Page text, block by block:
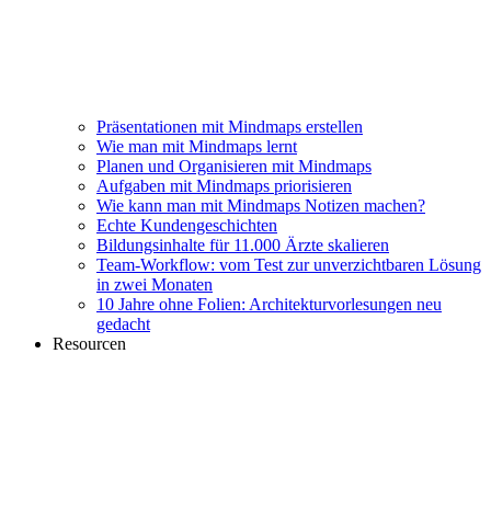
Präsentationen mit Mindmaps erstellen
Wie man mit Mindmaps lernt
Planen und Organisieren mit Mindmaps
Aufgaben mit Mindmaps priorisieren
Wie kann man mit Mindmaps Notizen machen?
Echte Kundengeschichten
Bildungsinhalte für 11.000 Ärzte skalieren
Team-Workflow: vom Test zur unverzichtbaren Lösung
in zwei Monaten
10 Jahre ohne Folien: Architekturvorlesungen neu
gedacht
Resourcen